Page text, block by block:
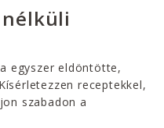
nélküli
egyszer eldöntötte,
receptekkel,
szabadon a